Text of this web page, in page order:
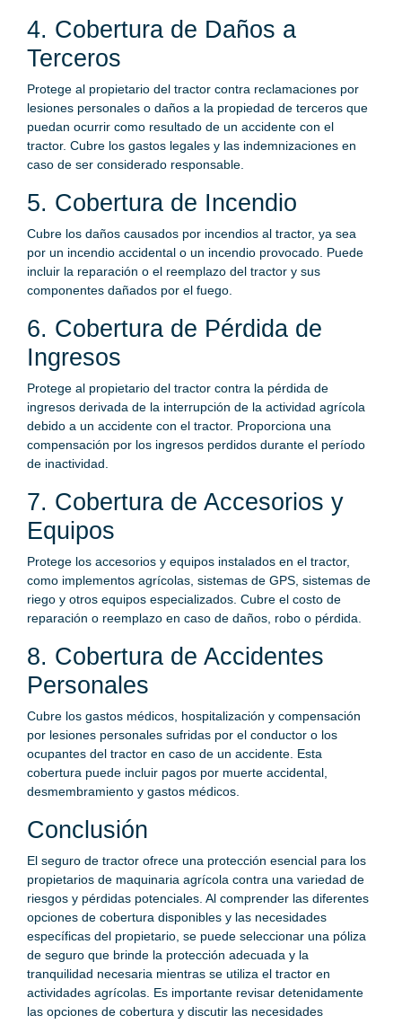
4. Cobertura de Daños a
Terceros
Protege al propietario del tractor contra reclamaciones por
lesiones personales o daños a la propiedad de terceros que
puedan ocurrir como resultado de un accidente con el
tractor. Cubre los gastos legales y las indemnizaciones en
caso de ser considerado responsable.
5. Cobertura de Incendio
Cubre los daños causados por incendios al tractor, ya sea
por un incendio accidental o un incendio provocado. Puede
incluir la reparación o el reemplazo del tractor y sus
componentes dañados por el fuego.
6. Cobertura de Pérdida de
Ingresos
Protege al propietario del tractor contra la pérdida de
ingresos derivada de la interrupción de la actividad agrícola
debido a un accidente con el tractor. Proporciona una
compensación por los ingresos perdidos durante el período
de inactividad.
7. Cobertura de Accesorios y
Equipos
Protege los accesorios y equipos instalados en el tractor,
como implementos agrícolas, sistemas de GPS, sistemas de
riego y otros equipos especializados. Cubre el costo de
reparación o reemplazo en caso de daños, robo o pérdida.
8. Cobertura de Accidentes
Personales
Cubre los gastos médicos, hospitalización y compensación
por lesiones personales sufridas por el conductor o los
ocupantes del tractor en caso de un accidente. Esta
cobertura puede incluir pagos por muerte accidental,
desmembramiento y gastos médicos.
Conclusión
El seguro de tractor ofrece una protección esencial para los
propietarios de maquinaria agrícola contra una variedad de
riesgos y pérdidas potenciales. Al comprender las diferentes
opciones de cobertura disponibles y las necesidades
específicas del propietario, se puede seleccionar una póliza
de seguro que brinde la protección adecuada y la
tranquilidad necesaria mientras se utiliza el tractor en
actividades agrícolas. Es importante revisar detenidamente
las opciones de cobertura y discutir las necesidades